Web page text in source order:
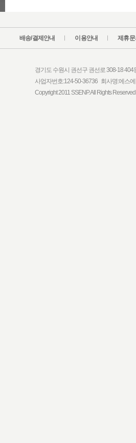
배송/결제안내 이용안내 제휴문
경기도 수원시 권선구 권선로 308-18
사업자번호:124-50-36736 회사명:에스
Copyright 2011 SSENP. All Rights Reserved